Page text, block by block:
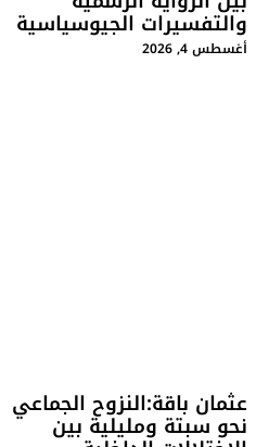
والتفسيرات الجيوسياسية
أغسطس 4, 2026
عثمان باقة:النزوح الجماعي
نحو سبتة ومليلية بين